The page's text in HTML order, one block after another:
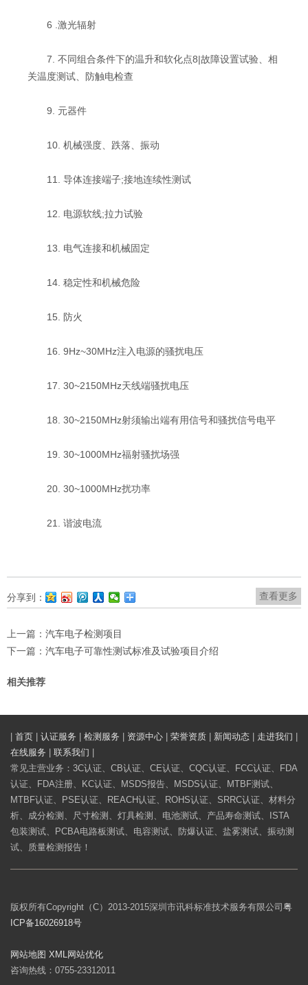
6 .激光辐射
7. 不同组合条件下的温升和软化点8|故障设置试验、相
关温度测试、防触电检查
9. 元器件
10. 机械强度、跌落、振动
11. 导体连接端子;接地连续性测试
12. 电源软线;拉力试验
13. 电气连接和机械固定
14. 稳定性和机械危险
15. 防火
16. 9Hz~30MHz注入电源的骚扰电压
17. 30~2150MHz天线端骚扰电压
18. 30~2150MHz射须输出端有用信号和骚扰信号电平
19. 30~1000MHz福射骚扰场强
20. 30~1000MHz扰功率
21. 谐波电流
查看更多
分享到：
上一篇： 汽车电子检测项目
下一篇： 汽车电子可靠性测试标准及试验项目介绍
相关推荐
首页 认证服务 检测服务 资源中心 荣誉资质 新闻动态 走进我们
在线服务
联系我们
常见主营业务：3C认证、CB认证、CE认证、CQC认证、FCC认证、FDA
认证、FDA注册、KC认证、MSDS报告、MSDS认证、MTBF测试、
MTBF认证、PSE认证、REACH认证、ROHS认证、SRRC认证、材料分
析、成分检测、尺寸检测、灯具检测、电池测试、产品寿命测试、ISTA
包装测试、PCBA电路板测试、电容测试、防爆认证、盐雾测试、振动测
试、质量检测报告！
版权所有Copyright（C）2013-2015深圳市讯科标准技术服务有限公司 粤
ICP备16026918号
网站地图 XML
网站优化
咨询热线：0755-23312011